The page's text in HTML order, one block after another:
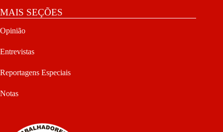
MAIS SEÇÕES
Opinião
Entrevistas
Reportagens Especiais
Notas